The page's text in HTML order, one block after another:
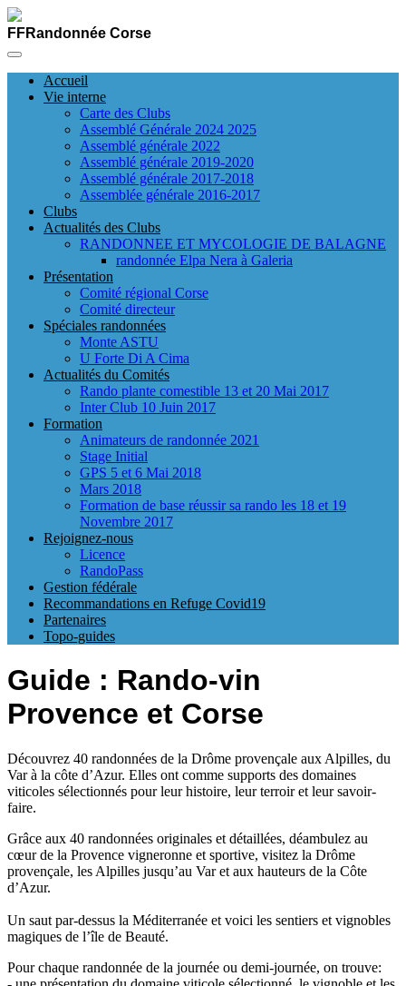
FFRandonnée Corse
Accueil
Vie interne
Carte des Clubs
Assemblé Générale 2024 2025
Assemblé générale 2022
Assemblé générale 2019-2020
Assemblé générale 2017-2018
Assemblée générale 2016-2017
Clubs
Actualités des Clubs
RANDONNEE ET MYCOLOGIE DE BALAGNE
randonnée Elpa Nera à Galeria
Présentation
Comité régional Corse
Comité directeur
Spéciales randonnées
Monte ASTU
U Forte Di A Cima
Actualités du Comités
Rando plante comestible 13 et 20 Mai 2017
Inter Club 10 Juin 2017
Formation
Animateurs de randonnée 2021
Stage Initial
GPS 5 et 6 Mai 2018
Mars 2018
Formation de base réussir sa rando les 18 et 19
Novembre 2017
Rejoignez-nous
Licence
RandoPass
Gestion fédérale
Recommandations en Refuge Covid19
Partenaires
Topo-guides
Guide : Rando-vin
Provence et Corse
Découvrez 40 randonnées de la Drôme provençale aux Alpilles, du
Var à la côte d’Azur. Elles ont comme supports des domaines
viticoles sélectionnés pour leur histoire, leur terroir et leur savoir-
faire.
Grâce aux 40 randonnées originales et détaillées, déambulez au
cœur de la Provence vigneronne et sportive, visitez la Drôme
provençale, les Alpilles jusqu’au Var et aux hauteurs de la Côte
d’Azur.
Un saut par-dessus la Méditerranée et voici les sentiers et vignobles
magiques de l’île de Beauté.
Pour chaque randonnée de la journée ou demi-journée, on trouve: